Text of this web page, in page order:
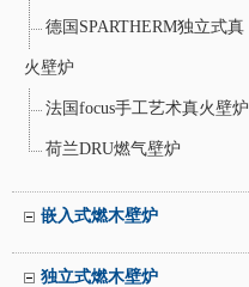
德国SPARTHERM独立式真
火壁炉
法国focus手工艺术真火壁炉
荷兰DRU燃气壁炉
嵌入式燃木壁炉
独立式燃木壁炉